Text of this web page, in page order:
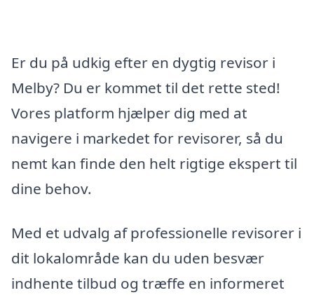
Er du på udkig efter en dygtig revisor i
Melby? Du er kommet til det rette sted!
Vores platform hjælper dig med at
navigere i markedet for revisorer, så du
nemt kan finde den helt rigtige ekspert til
dine behov.
Med et udvalg af professionelle revisorer i
dit lokalområde kan du uden besvær
indhente tilbud og træffe en informeret